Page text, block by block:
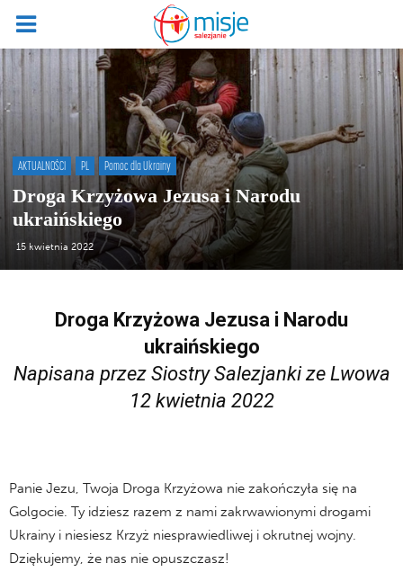
AKTUALNOŚCI PL Pomoc dla Ukrainy
Droga Krzyżowa Jezusa i Narodu
ukraińskiego
15 kwietnia 2022
Droga Krzyżowa Jezusa i Narodu
ukraińskiego
Napisana przez Siostry Salezjanki ze Lwowa
12 kwietnia 2022
Panie Jezu, Twoja Droga Krzyżowa nie zakończyła się na
Golgocie. Ty idziesz razem z nami zakrwawionymi drogami
Ukrainy i niesiesz Krzyż niesprawiedliwej i okrutnej wojny.
Dziękujemy, że nas nie opuszczasz!